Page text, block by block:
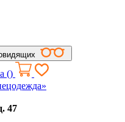
()
47